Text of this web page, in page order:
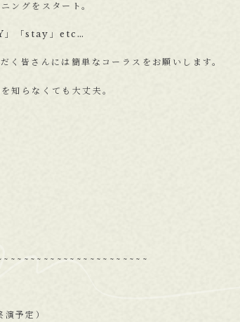
ングをスタート。
」「stay」etc…
く皆さんには簡単なコーラスをお願いします。
知らなくても大丈夫。
予定）